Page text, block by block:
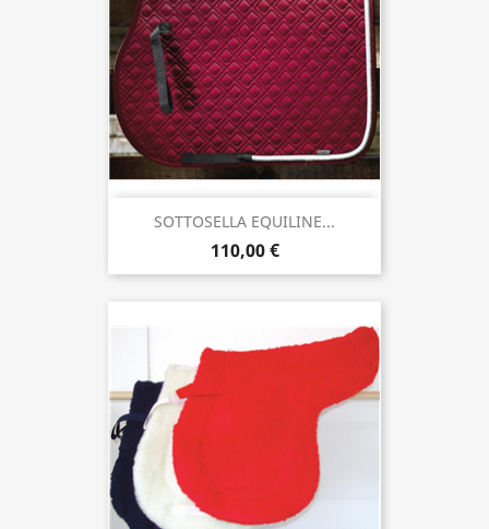
SOTTOSELLA EQUILINE...
110,00 €